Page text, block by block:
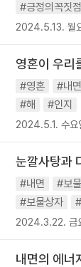
#긍정의꼭짓점
2024.5.13. 월
영혼이 우리
#영혼 #내면
#해
#인지
2024.5.1. 수요
눈깔사탕과
#내면 #보물
#보물상자
2024.3.22. 금
내면의 에너